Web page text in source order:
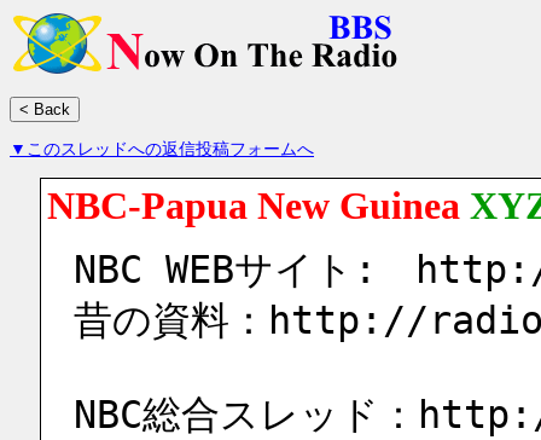
▼このスレッドへの返信投稿フォームへ
NBC-Papua New Guinea
NBC WEBサイト:　
昔の資料：http://
NBC総合スレッド：